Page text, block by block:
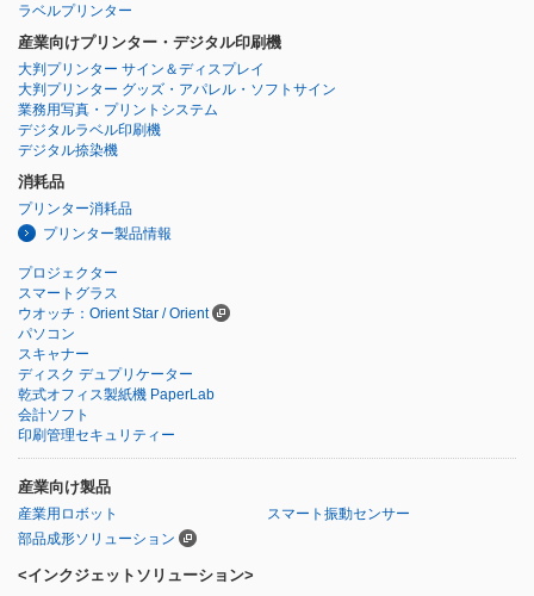
ラベルプリンター
産業向けプリンター・デジタル印刷機
大判プリンター サイン＆ディスプレイ
大判プリンター グッズ・アパレル・ソフトサイン
業務用写真・プリントシステム
デジタルラベル印刷機
デジタル捺染機
消耗品
プリンター消耗品
プリンター製品情報
プロジェクター
スマートグラス
ウオッチ：Orient Star / Orient
パソコン
スキャナー
ディスク デュプリケーター
乾式オフィス製紙機 PaperLab
会計ソフト
印刷管理セキュリティー
産業向け製品
産業用ロボット
スマート振動センサー
部品成形ソリューション
<インクジェットソリューション>